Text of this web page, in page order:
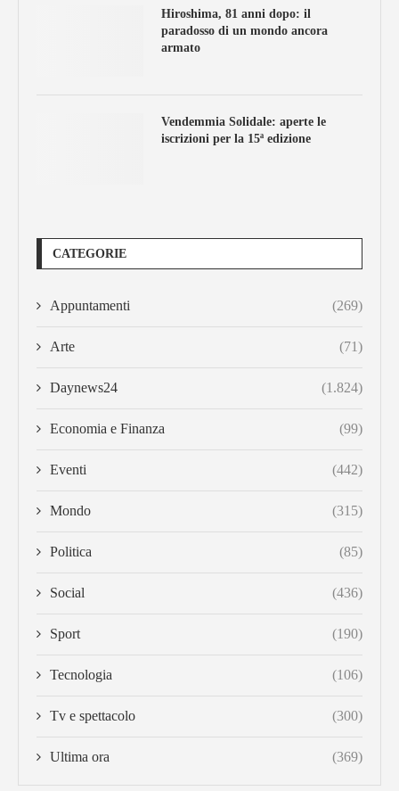
Hiroshima, 81 anni dopo: il
paradosso di un mondo ancora
armato
Vendemmia Solidale: aperte le
iscrizioni per la 15ª edizione
CATEGORIE
Appuntamenti (269)
Arte (71)
Daynews24 (1.824)
Economia e Finanza (99)
Eventi (442)
Mondo (315)
Politica (85)
Social (436)
Sport (190)
Tecnologia (106)
Tv e spettacolo (300)
Ultima ora (369)